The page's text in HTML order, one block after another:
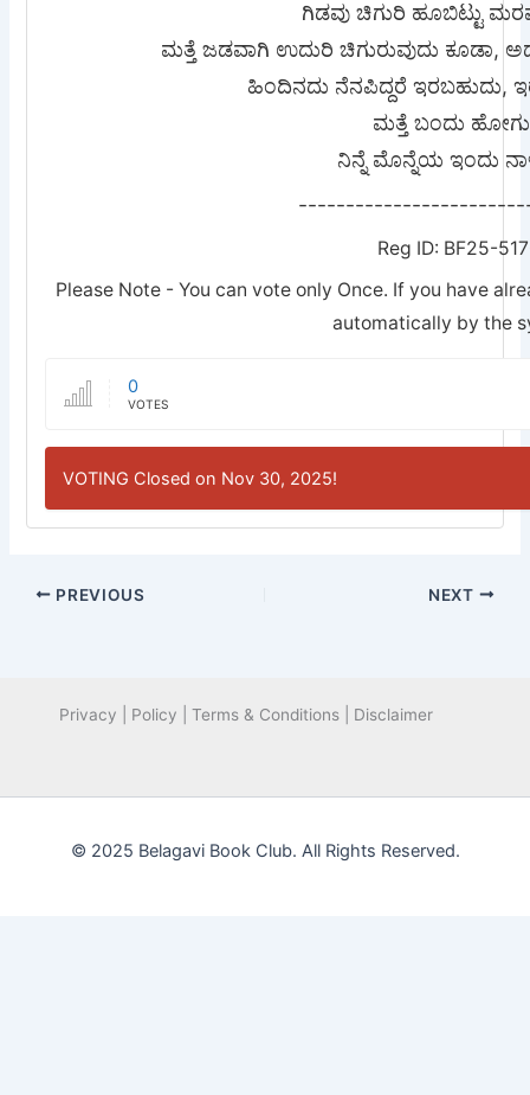
ಗಿಡವು ಚಿಗುರಿ ಹೂಬಿಟ್ಟು
ಮತ್ತೆ ಜಡವಾಗಿ ಉದುರಿ ಚಿಗುರುವುದು ಕೂಡಾ,
ಹಿಂದಿನದು ನೆನಪಿದ್ದರೆ ಇರಬಹುದು,
ಮತ್ತೆ ಬಂದು
ನಿನ್ನೆ ಮೊನ್ನೆಯ ಇಂದು
Reg ID: BF25-
Please Note - You can vote only Once. If you have
automatically by the
0
VOTES
VOTING Closed on Nov 30, 2025!
PREVIOUS NEXT
Privacy | Policy | Terms & Conditions | Disclaimer
© 2025 Belagavi Book Club. All Rights Reserved.